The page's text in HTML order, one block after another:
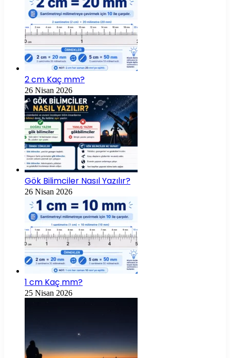
2 cm Kaç mm?
26 Nisan 2026
Gök Bilimciler Nasıl Yazılır?
26 Nisan 2026
1 cm Kaç mm?
25 Nisan 2026